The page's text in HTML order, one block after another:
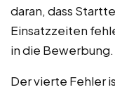
daran, dass
Einsatzzeiten
in die Bewerbung.
Der vierte Fehler